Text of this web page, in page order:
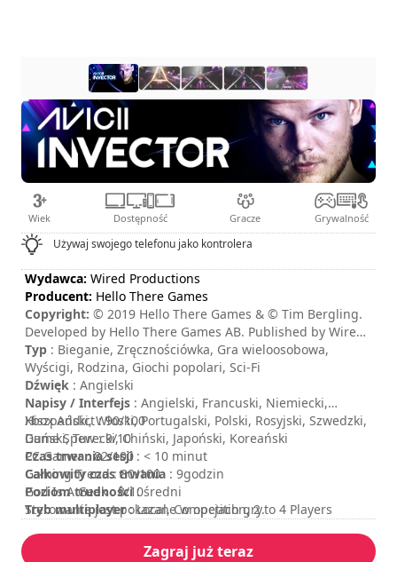
Wiek Dostępność Gracze Grywalność
Używaj swojego telefonu jako kontrolera
Wydawca: Wired Productions
Producent: Hello There Games
Copyright: © 2019 Hello There Games & © Tim Bergling.
Developed by Hello There Games AB. Published by Wired
Productions Ltd. All music is copyright of their respective
owners.
Typ : Bieganie, Zręcznościówka, Gra wieloosobowa,
Wyścigi, Rodzina, Giochi popolari, Sci-Fi
Dźwięk : Angielski
Napisy / Interfejs : Angielski, Francuski, Niemiecki,
Hiszpański, Włoski, Portugalski, Polski, Rosyjski, Szwedzki,
Duński, Turecki, Chiński, Japoński, Koreański
Czas trwania sesji: < 10 minut
Całkowity czas trwania : 9godzin
Poziom trudności: średni
Tryb multiplayer: Local, Competition, 2 to 4 Players
Xbox Addict : 90/100
Game Spew : 9/10
PC Gamer : 82/100
Gaming Trend : 80/100
God Is A Geek : 8/10
Sterowanie jest pokazane w opcjach gry.
Zagraj już teraz